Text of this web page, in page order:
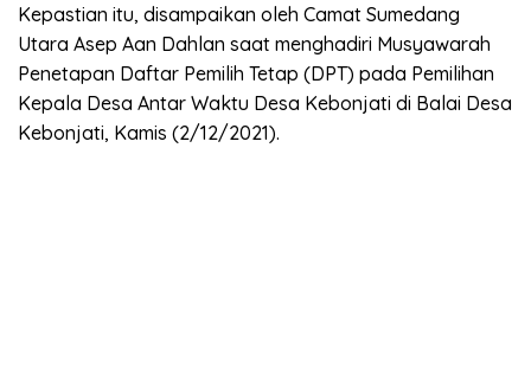
Kepastian itu, disampaikan oleh Camat Sumedang
Utara Asep Aan Dahlan saat menghadiri Musyawarah
Penetapan Daftar Pemilih Tetap (DPT) pada Pemilihan
Kepala Desa Antar Waktu Desa Kebonjati di Balai Desa
Kebonjati, Kamis (2/12/2021).